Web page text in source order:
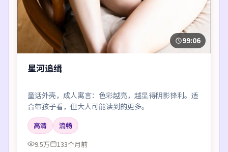
99:06
星河追缉
童话外壳，成人寓言：色彩越亮，越显得阴影锋利。适
合带孩子看，但大人可能读到的更多。
高清
流畅
9.5万
133个月前